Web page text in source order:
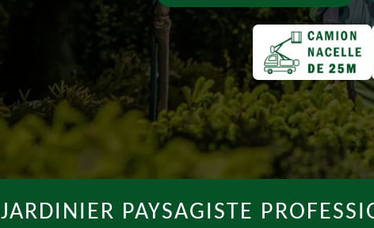
JARDINIER PAYSAGISTE